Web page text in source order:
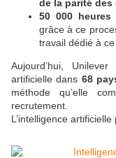
de la parité des
50 000 heures
grâce à ce
travail dédié à ce
Aujourd’hui,
artificielle dans 68
méthode qu’elle
recrutement.
L’intelligence